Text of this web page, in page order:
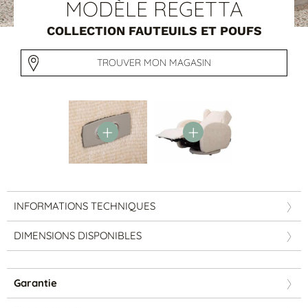
PAR FORME
Canapés avec méridienne
Tables repas
PAR STYLE
Contemporain
MODÈLE REGETTA
COLLECTION FAUTEUILS ET POUFS
TROUVER MON MAGASIN
INFORMATIONS TECHNIQUES
DIMENSIONS DISPONIBLES
Garantie